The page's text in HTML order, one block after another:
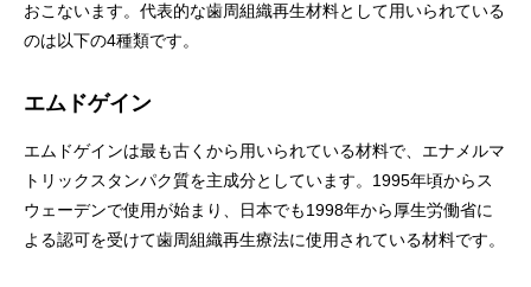
おこないます。代表的な歯周組織再生材料として用いられている
のは以下の4種類です。
エムドゲイン
エムドゲインは最も古くから用いられている材料で、エナメルマ
トリックスタンパク質を主成分としています。1995年頃からス
ウェーデンで使用が始まり、日本でも1998年から厚生労働省に
よる認可を受けて歯周組織再生療法に使用されている材料です。